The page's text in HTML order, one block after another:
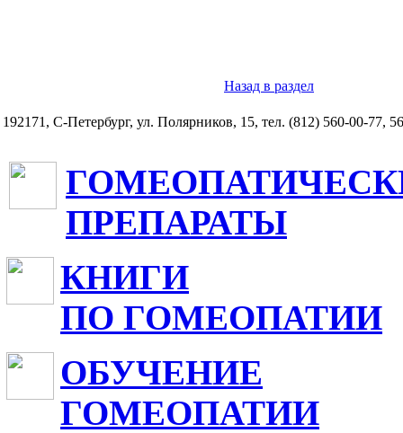
Назад в раздел
192171, С-Петербург, ул. Полярников, 15, тел. (812) 560-00-77,
ПРЕПАРАТЫ
КНИГИ
ПО ГОМЕОПАТИИ
ОБУЧЕНИЕ
ГОМЕОПАТИИ